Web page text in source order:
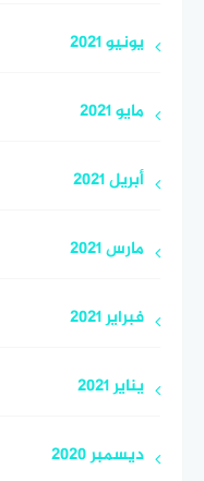
يونيو 2021
مايو 2021
أبريل 2021
مارس 2021
فبراير 2021
يناير 2021
ديسمبر 2020